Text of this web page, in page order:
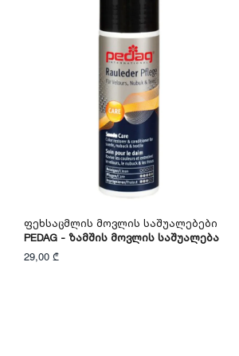
Ფეხსაცმლის Მოვლის Საშუალებები
PEDAG - Ზამშის Მოვლის Საშუალება
29,00 ₾